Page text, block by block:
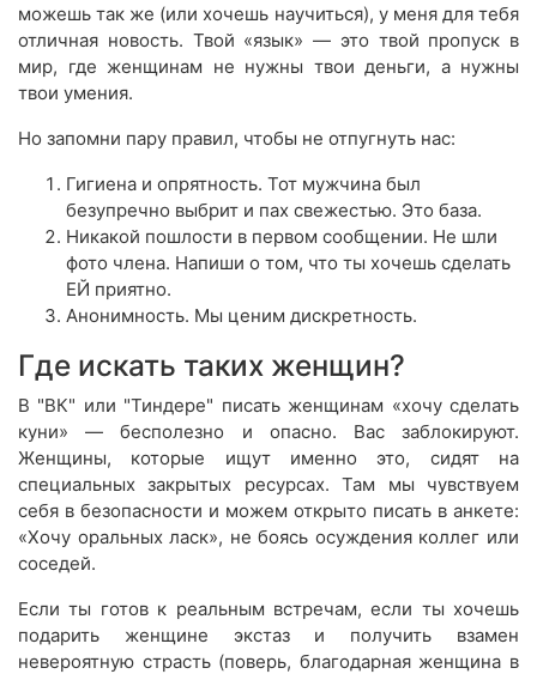
можешь так же (или хочешь научиться), у меня для тебя
отличная новость. Твой «язык» — это твой пропуск в
мир, где женщинам не нужны твои деньги, а нужны
твои умения.
Но запомни пару правил, чтобы не отпугнуть нас:
Гигиена и опрятность. Тот мужчина был
безупречно выбрит и пах свежестью. Это база.
Никакой пошлости в первом сообщении. Не шли
фото члена. Напиши о том, что ты хочешь сделать
ЕЙ приятно.
Анонимность. Мы ценим дискретность.
Где искать таких женщин?
В "ВК" или "Тиндере" писать женщинам «хочу сделать
куни» — бесполезно и опасно. Вас заблокируют.
Женщины, которые ищут именно это, сидят на
специальных закрытых ресурсах. Там мы чувствуем
себя в безопасности и можем открыто писать в анкете:
«Хочу оральных ласк», не боясь осуждения коллег или
соседей.
Если ты готов к реальным встречам, если ты хочешь
подарить женщине экстаз и получить взамен
невероятную страсть (поверь, благодарная женщина в